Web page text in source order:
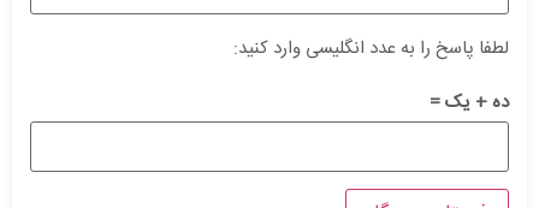
لطفا پاسخ را به عدد انگلیسی وارد کنید:
ده + یک =